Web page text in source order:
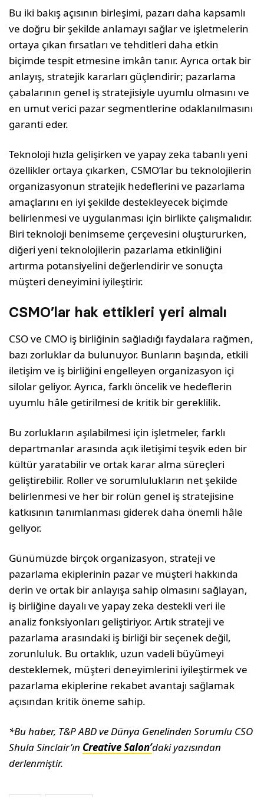
Bu iki bakış açısının birleşimi, pazarı daha kapsamlı
ve doğru bir şekilde anlamayı sağlar ve işletmelerin
ortaya çıkan fırsatları ve tehditleri daha etkin
biçimde tespit etmesine imkân tanır. Ayrıca ortak bir
anlayış, stratejik kararları güçlendirir; pazarlama
çabalarının genel iş stratejisiyle uyumlu olmasını ve
en umut verici pazar segmentlerine odaklanılmasını
garanti eder.
Teknoloji hızla gelişirken ve yapay zeka tabanlı yeni
özellikler ortaya çıkarken, CSMO’lar bu teknolojilerin
organizasyonun stratejik hedeflerini ve pazarlama
amaçlarını en iyi şekilde destekleyecek biçimde
belirlenmesi ve uygulanması için birlikte çalışmalıdır.
Biri teknoloji benimseme çerçevesini oluştururken,
diğeri yeni teknolojilerin pazarlama etkinliğini
artırma potansiyelini değerlendirir ve sonuçta
müşteri deneyimini iyileştirir.
CSMO’lar hak ettikleri yeri almalı
CSO ve CMO iş birliğinin sağladığı faydalara rağmen,
bazı zorluklar da bulunuyor. Bunların başında, etkili
iletişim ve iş birliğini engelleyen organizasyon içi
silolar geliyor. Ayrıca, farklı öncelik ve hedeflerin
uyumlu hâle getirilmesi de kritik bir gereklilik.
Bu zorlukların aşılabilmesi için işletmeler, farklı
departmanlar arasında açık iletişimi teşvik eden bir
kültür yaratabilir ve ortak karar alma süreçleri
geliştirebilir. Roller ve sorumlulukların net şekilde
belirlenmesi ve her bir rolün genel iş stratejisine
katkısının tanımlanması giderek daha önemli hâle
geliyor.
Günümüzde birçok organizasyon, strateji ve
pazarlama ekiplerinin pazar ve müşteri hakkında
derin ve ortak bir anlayışa sahip olmasını sağlayan,
iş birliğine dayalı ve yapay zeka destekli veri ile
analiz fonksiyonları geliştiriyor. Artık strateji ve
pazarlama arasındaki iş birliği bir seçenek değil,
zorunluluk. Bu ortaklık, uzun vadeli büyümeyi
desteklemek, müşteri deneyimlerini iyileştirmek ve
pazarlama ekiplerine rekabet avantajı sağlamak
açısından kritik öneme sahip.
*Bu haber, T&P ABD ve Dünya Genelinden Sorumlu CSO
Shula Sinclair’ın Creative Salon’daki yazısından
derlenmiştir.